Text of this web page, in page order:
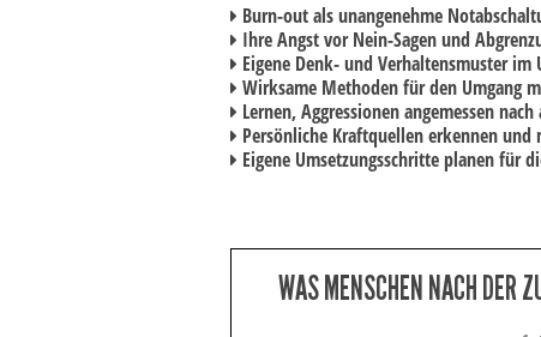
Burn-out als unangenehme
Ihre Angst vor Nein-Sagen und
Eigene Denk- und Verhaltensmuster
Wirksame Methoden für den Umgang
Lernen, Aggressionen angemessen
Persönliche Kraftquellen erkennen und
Eigene Umsetzungsschritte planen für
WAS MENSCHEN NACH DER